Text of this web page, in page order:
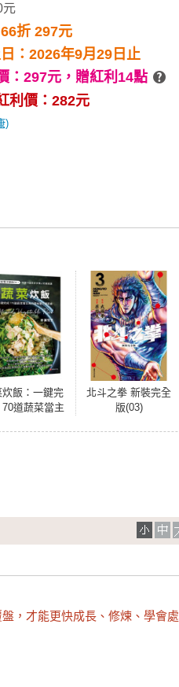
元
折 297元
：2026年9月29日止
：297元， 贈紅利14點
利價：282元
)
炊飯：一鍵完
70道蔬菜當主
北斗之拳 新裝完全
版(03)
，才能更快成長、修煉、學會處